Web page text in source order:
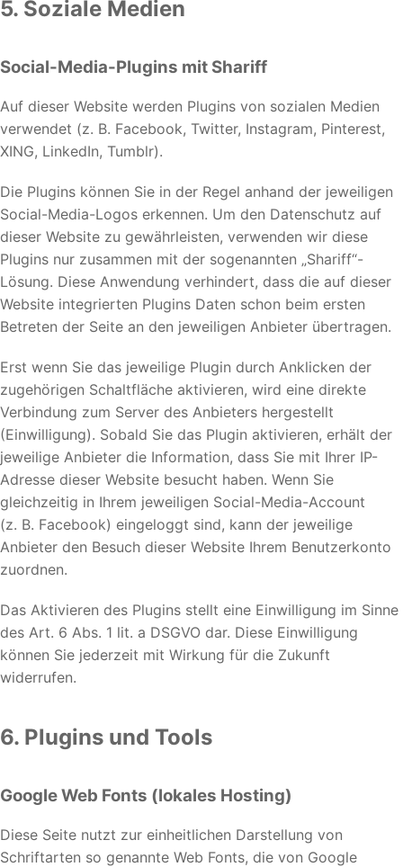
5. Soziale Medien
Social-Media-Plugins mit Shariff
Auf dieser Website werden Plugins von sozialen Medien
verwendet (z. B. Facebook, Twitter, Instagram, Pinterest,
XING, LinkedIn, Tumblr).
Die Plugins können Sie in der Regel anhand der jeweiligen
Social-Media-Logos erkennen. Um den Datenschutz auf
dieser Website zu gewährleisten, verwenden wir diese
Plugins nur zusammen mit der sogenannten „Shariff“-
Lösung. Diese Anwendung verhindert, dass die auf dieser
Website integrierten Plugins Daten schon beim ersten
Betreten der Seite an den jeweiligen Anbieter übertragen.
Erst wenn Sie das jeweilige Plugin durch Anklicken der
zugehörigen Schaltfläche aktivieren, wird eine direkte
Verbindung zum Server des Anbieters hergestellt
(Einwilligung). Sobald Sie das Plugin aktivieren, erhält der
jeweilige Anbieter die Information, dass Sie mit Ihrer IP-
Adresse dieser Website besucht haben. Wenn Sie
gleichzeitig in Ihrem jeweiligen Social-Media-Account
(z. B. Facebook) eingeloggt sind, kann der jeweilige
Anbieter den Besuch dieser Website Ihrem Benutzerkonto
zuordnen.
Das Aktivieren des Plugins stellt eine Einwilligung im Sinne
des Art. 6 Abs. 1 lit. a DSGVO dar. Diese Einwilligung
können Sie jederzeit mit Wirkung für die Zukunft
widerrufen.
6. Plugins und Tools
Google Web Fonts (lokales Hosting)
Diese Seite nutzt zur einheitlichen Darstellung von
Schriftarten so genannte Web Fonts, die von Google